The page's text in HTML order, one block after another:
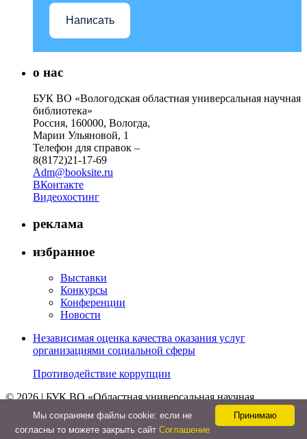
Написать
о нас
БУК ВО «Вологодская областная универсальная научная
библиотека»
Россия, 160000, Вологда,
Марии Ульяновой, 1
Телефон для справок –
8(8172)21-17-69
Adm@booksite.ru
ВКонтакте
Видеохостинг
реклама
избранное
Выставки
Конкурсы
Конференции
Новости
Независимая оценка качества оказания услуг
организациями социальной сферы
Противодействие коррупции
© 2026 | БУК ВО «Областная универсальная научная
библиотека»
Принимаю
Мы cохраняем файлы cookie: если не
согласны то можете закрыть сайт Соглашение